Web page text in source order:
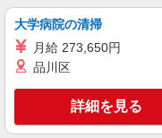
アルバイト パート
ケンタッキーフライドチ
カウン
時＞
千
大学病院の清掃
月給 273,650円
品川区
詳細を見る